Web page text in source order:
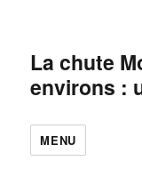
La chute
environs :
MENU